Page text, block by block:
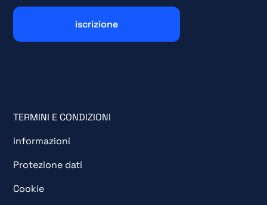
TERMINI E CONDIZIONI
informazioni
Protezione dati
Cookie